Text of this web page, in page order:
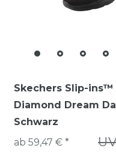
Skechers Slip-
Diamond Dream
Schwarz
ab 59,47 € *